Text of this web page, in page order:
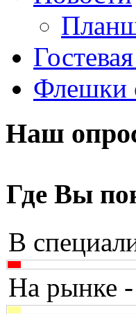
Apple(4)
Apriori
Archos
Assistant
Asus(1)
Brain
Brava(4)
Флешки
Наш
Где Вы
В
На рынке